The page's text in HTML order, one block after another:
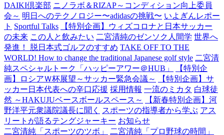
DAIKI倶楽部 ニノラボ＆RIZAP～コンディション向上委員
会～ 明日へのテクノロジー〜adidasの挑戦〜 いよぎんレポー
ト Sportful Talks
【特別企画】ウィズコロナと日本サッカー
の未来 この人と飲みたい 二宮清純のゼンソク人間学 世界へ
発進！ 脱日本式ゴルフのすすめ TAKE OFF TO THE
WORLD! How to change the traditional Japanese golf style 二宮清
純スペシャルトーク「ハッピーアワー＠HUB」
【特別企
画】ロシアＷ杯展望～サッカー緊急会議～
【特別企画】サ
ッカー日本代表への辛口応援 採用情報 一流のミカタ 白球徒
然 ～HAKUJUベースボールスペース～
【新春特別企画】河
野洋平元衆議院議長に聞く
スポーツの指導者から学ぶ アス
リートが語るテングジャーキー お知らせ
二宮清純「スポーツのツボ」
二宮清純「プロ野球の時間」